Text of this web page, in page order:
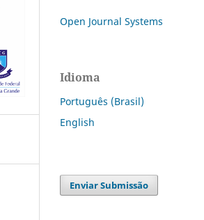
Open Journal Systems
Idioma
Português (Brasil)
English
Enviar Submissão